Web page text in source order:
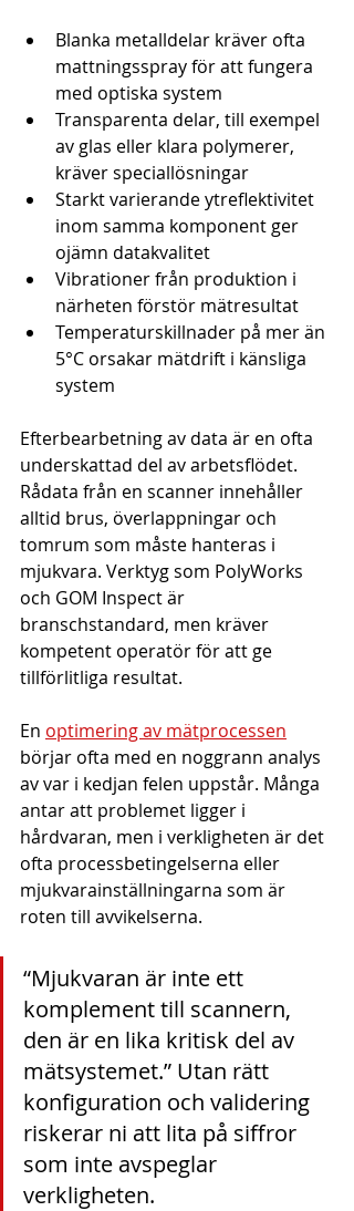
Blanka metalldelar kräver ofta
mattningsspray för att fungera
med optiska system
Transparenta delar, till exempel
av glas eller klara polymerer,
kräver speciallösningar
Starkt varierande ytreflektivitet
inom samma komponent ger
ojämn datakvalitet
Vibrationer från produktion i
närheten förstör mätresultat
Temperaturskillnader på mer än
5°C orsakar mätdrift i känsliga
system
Efterbearbetning av data är en ofta
underskattad del av arbetsflödet.
Rådata från en scanner innehåller
alltid brus, överlappningar och
tomrum som måste hanteras i
mjukvara. Verktyg som PolyWorks
och GOM Inspect är
branschstandard, men kräver
kompetent operatör för att ge
tillförlitliga resultat.
En optimering av mätprocessen
börjar ofta med en noggrann analys
av var i kedjan felen uppstår. Många
antar att problemet ligger i
hårdvaran, men i verkligheten är det
ofta processbetingelserna eller
mjukvarainställningarna som är
roten till avvikelserna.
“Mjukvaran är inte ett
komplement till scannern,
den är en lika kritisk del av
mätsystemet.” Utan rätt
konfiguration och validering
riskerar ni att lita på siffror
som inte avspeglar
verkligheten.